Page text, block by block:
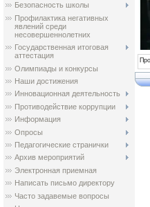
Безопасность школы
Профилактика негативных
явлений среди
несовершеннолетних
Государственная итоговая
аттестация
Олимпиады и конкурсы
Наши достижения
Инновационная деятельность
Противодействие коррупции
Информация
Опросы
Педагогические странички
Архив мероприятий
Электронная приемная
Написать письмо директору
Часто задавемые вопросы